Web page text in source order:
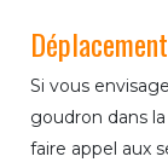
Si vous
goudron dans
faire appel aux